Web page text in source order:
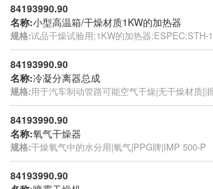
84193990.90
名称:小型高温箱/干燥材质1KW的加热器
规格:试品干燥试验用;1KW的加热器;ESPEC;STH-1
84193990.90
名称:冷凝分离器总成
规格:用于汽车制动管路可能空气干燥|无干燥材质|
84193990.90
名称:氧气干燥器
规格:干燥氧气中的水分用|氧气|PPG牌|IMP 500-P
84193990.90